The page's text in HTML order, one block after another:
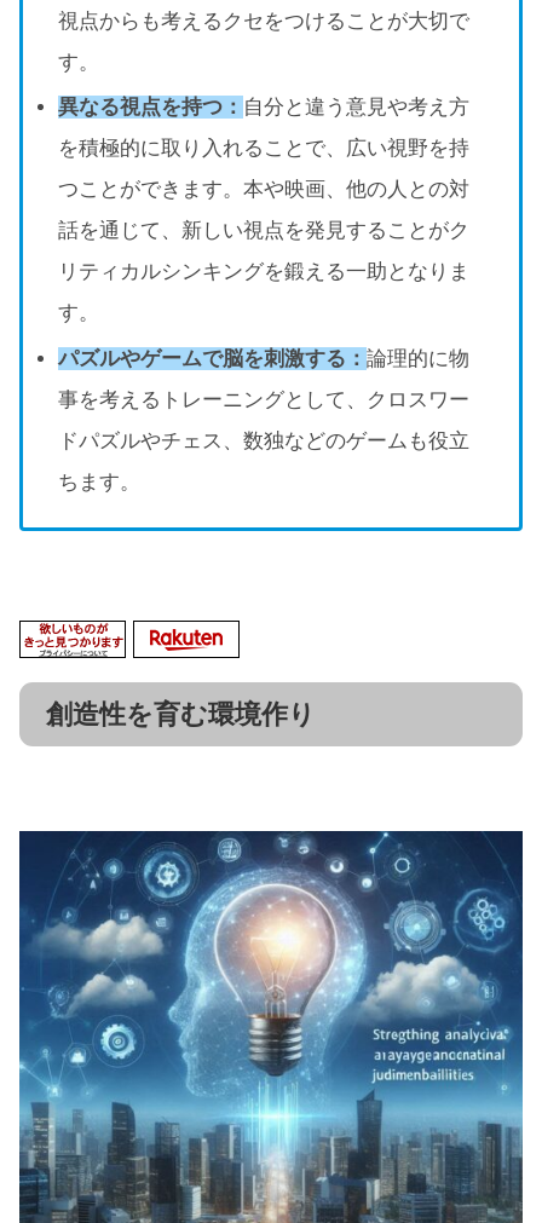
視点からも考えるクセをつけることが大切で
す。
異なる視点を持つ： 自分と違う意見や考え方
を積極的に取り入れることで、広い視野を持
つことができます。本や映画、他の人との対
話を通じて、新しい視点を発見することがク
リティカルシンキングを鍛える一助となりま
す。
パズルやゲームで脳を刺激する：論理的に物
事を考えるトレーニングとして、クロスワー
ドパズルやチェス、数独などのゲームも役立
ちます。
創造性を育む環境作り